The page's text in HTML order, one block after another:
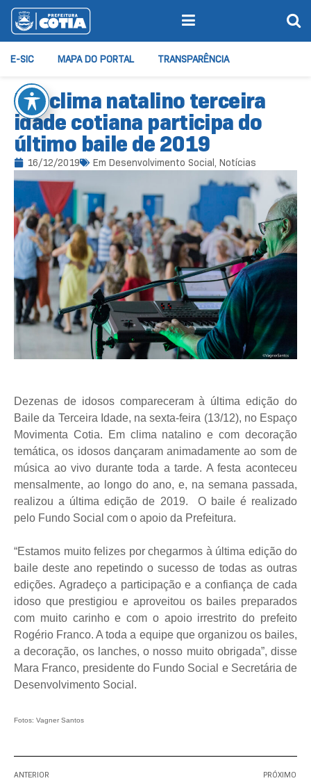
E-SIC MAPA DO PORTAL TRANSPARÊNCIA
Em clima natalino terceira
idade cotiana participa do
último baile de 2019
16/12/2019 Em Desenvolvimento Social, Notícias
Dezenas de idosos compareceram à última edição do
Baile da Terceira Idade, na sexta-feira (13/12), no Espaço
Movimenta Cotia. Em clima natalino e com decoração
temática, os idosos dançaram animadamente ao som de
música ao vivo durante toda a tarde. A festa aconteceu
mensalmente, ao longo do ano, e, na semana passada,
realizou a última edição de 2019. O baile é realizado
pelo Fundo Social com o apoio da Prefeitura.
“Estamos muito felizes por chegarmos à última edição do
baile deste ano repetindo o sucesso de todas as outras
edições. Agradeço a participação e a confiança de cada
idoso que prestigiou e aproveitou os bailes preparados
com muito carinho e com o apoio irrestrito do prefeito
Rogério Franco. A toda a equipe que organizou os bailes,
a decoração, os lanches, o nosso muito obrigada”, disse
Mara Franco, presidente do Fundo Social e Secretária de
Desenvolvimento Social.
Fotos: Vagner Santos
ANTERIOR PRÓXIMO